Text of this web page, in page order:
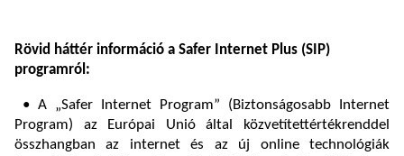
Rövid háttér információ a Safer Internet Plus (SIP)
programról:
• A „Safer Internet Program” (Biztonságosabb Internet
Program) az Európai Unió által közvetítettértékrenddel
összhangban az internet és az új online technológiák